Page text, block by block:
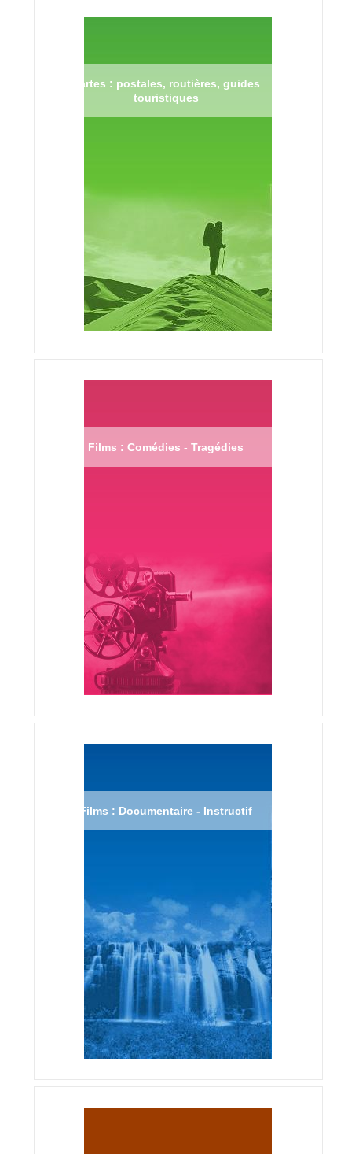
Cartes : postales, routières, guides
touristiques
Films : Comédies - Tragédies
Films : Documentaire - Instructif